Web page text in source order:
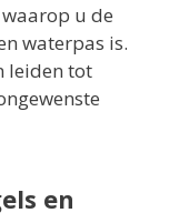
u de
waterpas is.
leiden tot
en